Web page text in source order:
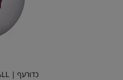
כדורעף | CAST AWAY VOLLEYBALL